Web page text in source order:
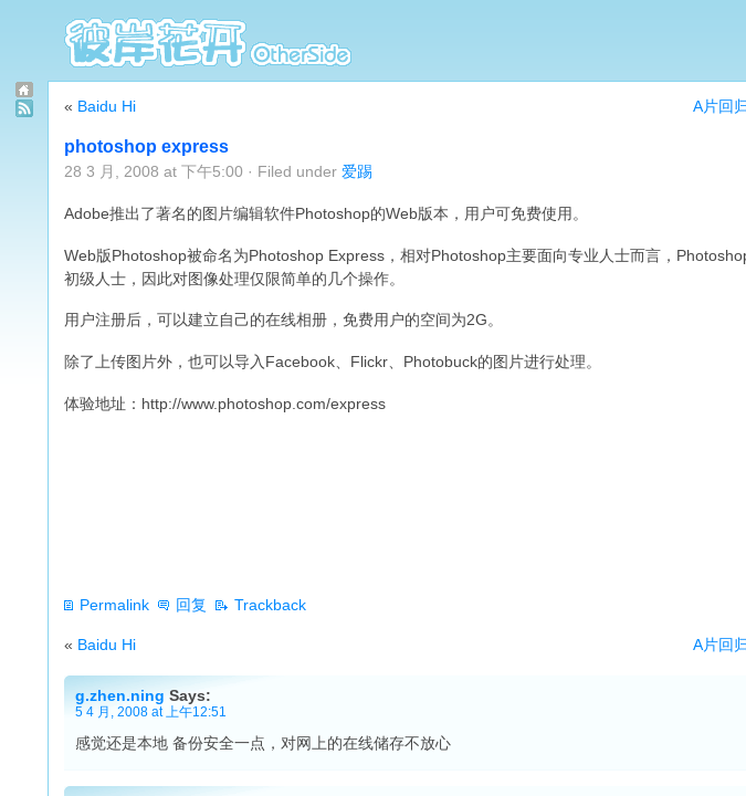
A片回
« Baidu Hi
photoshop express
28 3 月, 2008 at 下午5:00 · Filed under 爱踢
Adobe推出了著名的图片编辑软件Photoshop的Web版本，用户可免费使用。
Web版Photoshop被命名为Photoshop Express，相对Photoshop主要面向专业人士而言，
初级人士，因此对图像处理仅限简单的几个操作。
用户注册后，可以建立自己的在线相册，免费用户的空间为2G。
除了上传图片外，也可以导入Facebook、Flickr、Photobuck的图片进行处理。
体验地址：http://www.photoshop.com/express
Permalink 回复 Trackback
A片回
« Baidu Hi
g.zhen.ning Says:
5 4 月, 2008 at 上午12:51
感觉还是本地 备份安全一点，对网上的在线储存不放心